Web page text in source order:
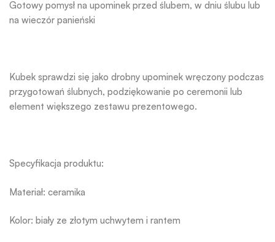
Gotowy pomysł na upominek przed ślubem, w dniu ślubu lub
na wieczór panieński
Kubek sprawdzi się jako drobny upominek wręczony podczas
przygotowań ślubnych, podziękowanie po ceremonii lub
element większego zestawu prezentowego.
Specyfikacja produktu:
Materiał: ceramika
Kolor: biały ze złotym uchwytem i rantem